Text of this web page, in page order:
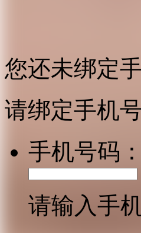
您还未绑定
请绑定手机
手机号码：
请输入手